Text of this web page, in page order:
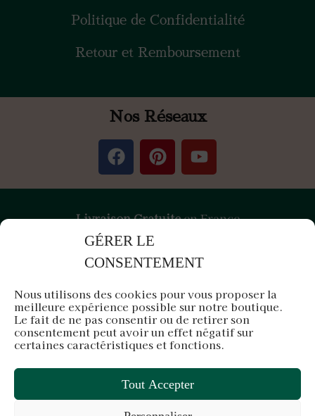
GÉRER LE
CONSENTEMENT
Nous utilisons des cookies pour vous proposer la
meilleure expérience possible sur notre boutique.
Le fait de ne pas consentir ou de retirer son
consentement peut avoir un effet négatif sur
certaines caractéristiques et fonctions.
Tout Accepter
Politique de Confidentialité
Retour et Remboursement
Nos Réseaux
Livraison Gratuiteen France
PaiementSécurisé
Air d'Orient est une entreprise française
Siège en Île-de-France